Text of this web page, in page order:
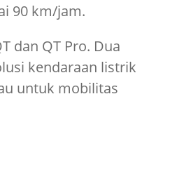
90 km/jam.
dan QT Pro. Dua
kendaraan listrik
untuk mobilitas